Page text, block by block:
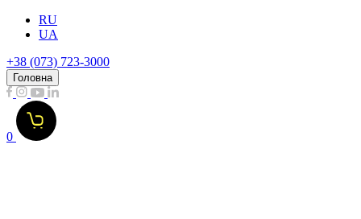
RU
UA
+38 (073) 723-3000
Головна
0